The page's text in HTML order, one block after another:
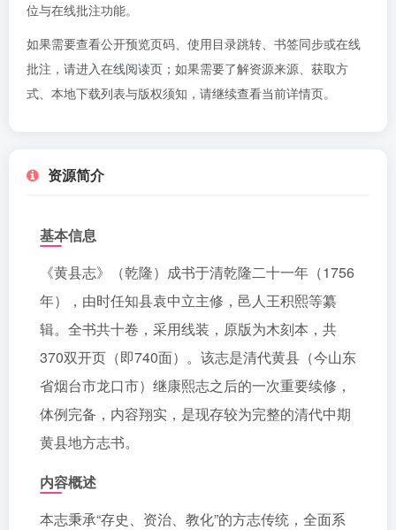
位与在线批注功能。
如果需要查看公开预览页码、使用目录跳转、书签同步或在线
批注，请进入在线阅读页 ；如果需要了解资源来源、获取方
式、本地下载列表与版权须知，请继续查看当前详情页。
资源简介
基本信息
《黄县志》（乾隆）成书于清乾隆二十一年（1756
年），由时任知县袁中立主修，邑人王积熙等纂
辑。全书共十卷，采用线装，原版为木刻本，共
370双开页（即740面）。该志是清代黄县（今山东
省烟台市龙口市）继康熙志之后的一次重要续修，
体例完备，内容翔实，是现存较为完整的清代中期
黄县地方志书。
内容概述
本志秉承“存史、资治、教化”的方志传统，全面系